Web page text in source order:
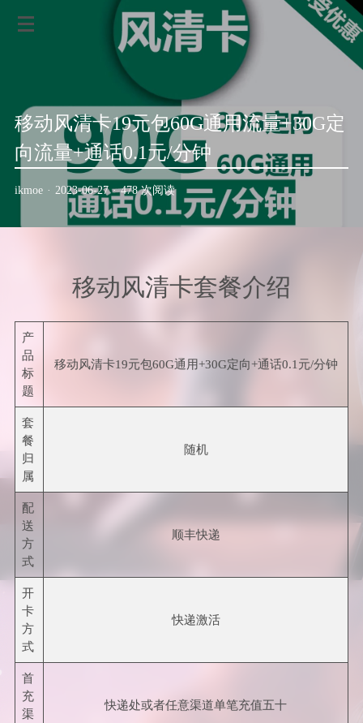
移动风清卡19元包60G通用流量+30G定
向流量+通话0.1元/分钟
ikmoe · 2023-06-27 · 478 次阅读
移动风清卡套餐介绍
产
品
标
题
移动风清卡19元包60G通用+30G定向+通话0.1元/分钟
套
餐
归
属
随机
配
送
方
式
顺丰快递
开
卡
方
式
快递激活
首
充
渠
快递处或者任意渠道单笔充值五十